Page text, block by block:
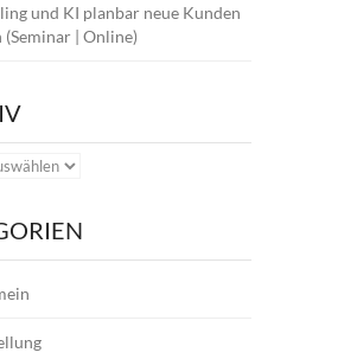
und KI planbar neue Kunden
(Seminar | Online)